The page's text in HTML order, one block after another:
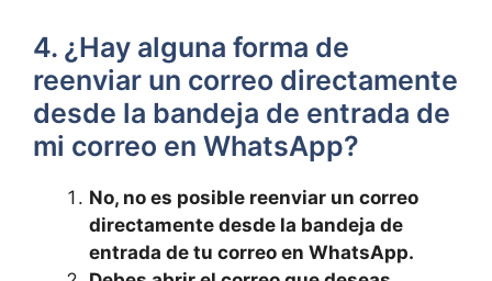
4. ¿Hay alguna forma de
reenviar un correo ‌directamente
desde ‌la bandeja de entrada de⁣
mi correo en WhatsApp?
No, no‌ es posible reenviar un correo
directamente desde la bandeja de
entrada de tu ​correo en WhatsApp.